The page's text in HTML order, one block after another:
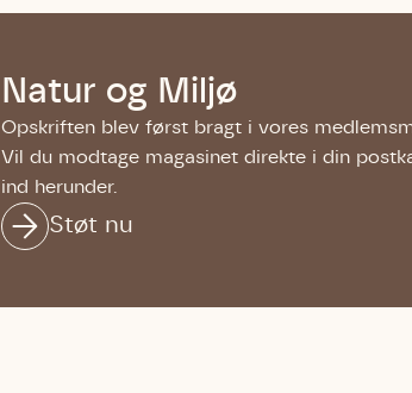
Natur og Miljø
Opskriften blev først bragt i vores
Vil du modtage magasinet direkte i din
ind herunder.
Støt nu